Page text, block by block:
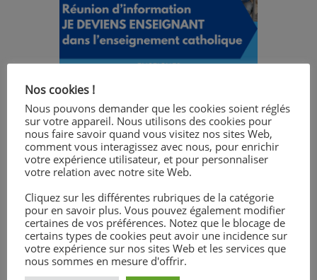
Nos cookies !
Nous pouvons demander que les cookies soient réglés
sur votre appareil. Nous utilisons des cookies pour
nous faire savoir quand vous visitez nos sites Web,
comment vous interagissez avec nous, pour enrichir
votre expérience utilisateur, et pour personnaliser
votre relation avec notre site Web.
Cliquez sur les différentes rubriques de la catégorie
pour en savoir plus. Vous pouvez également modifier
certaines de vos préférences. Notez que le blocage de
certains types de cookies peut avoir une incidence sur
votre expérience sur nos sites Web et les services que
nous sommes en mesure d'offrir.